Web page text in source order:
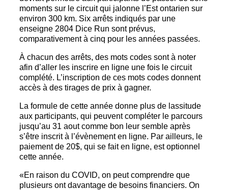
moments sur le circuit qui jalonne l’Est ontarien sur
environ 300 km. Six arrêts indiqués par une
enseigne 2804 Dice Run sont prévus,
comparativement à cinq pour les années passées.
À chacun des arrêts, des mots codes sont à noter
afin d’aller les inscrire en ligne une fois le circuit
complété. L’inscription de ces mots codes donnent
accès à des tirages de prix à gagner.
La formule de cette année donne plus de lassitude
aux participants, qui peuvent compléter le parcours
jusqu’au 31 aout comme bon leur semble après
s’être inscrit à l’évènement en ligne. Par ailleurs, le
paiement de 20$, qui se fait en ligne, est optionnel
cette année.
«En raison du COVID, on peut comprendre que
plusieurs ont davantage de besoins financiers. On